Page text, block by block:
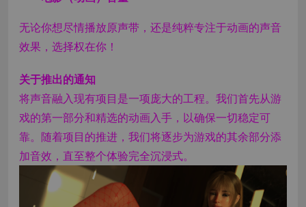
无论你想尽情播放原声带，还是纯粹专注于动画的声音
效果，选择权在你！
关于推出的通知
将声音融入现有项目是一项庞大的工程。我们首先从游
戏的第一部分和精选的动画入手，以确保一切稳定可
靠。随着项目的推进，我们将逐步为游戏的其余部分添
加音效，直至整个体验完全沉浸式。